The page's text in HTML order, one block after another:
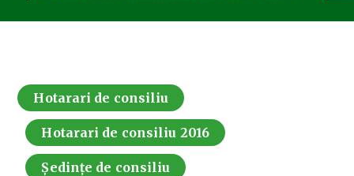
Hotarari de consiliu
Hotarari de consiliu 2016
Ședințe de consiliu